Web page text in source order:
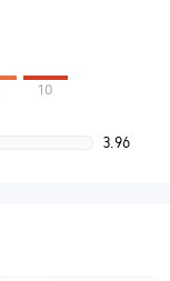
10
3.96